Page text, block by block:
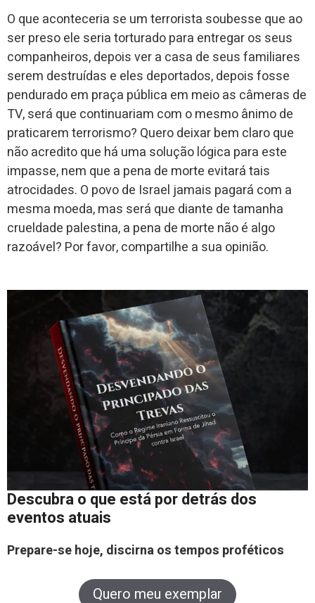
O que aconteceria se um terrorista soubesse que ao
ser preso ele seria torturado para entregar os seus
companheiros, depois ver a casa de seus familiares
serem destruídas e eles deportados, depois fosse
pendurado em praça pública em meio as câmeras de
TV, será que continuariam com o mesmo ânimo de
praticarem terrorismo? Quero deixar bem claro que
não acredito que há uma solução lógica para este
impasse, nem que a pena de morte evitará tais
atrocidades. O povo de Israel jamais pagará com a
mesma moeda, mas será que diante de tamanha
crueldade palestina, a pena de morte não é algo
razoável? Por favor, compartilhe a sua opinião.
Descubra o que está por detrás dos
eventos atuais
Prepare-se hoje, discirna os tempos proféticos
Quero meu exemplar